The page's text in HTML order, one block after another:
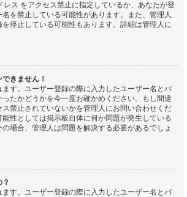
レス をアクセス禁止に指定しているか、あなたが登
を禁止している可能性があります。また、管理人
停止している可能性もあります。詳細は管理人に
きません！
す。ユーザー登録の際に入力したユーザー名とパ
たかどうかを今一度お確かめください。もし間違
ス禁止されていないかを管理人にお問い合わせくだ
性としては掲示板自体に何か問題が発生している
場合、管理人は問題を解決する必要があるでしょ
？
す。ユーザー登録の際に入力したユーザー名とパ